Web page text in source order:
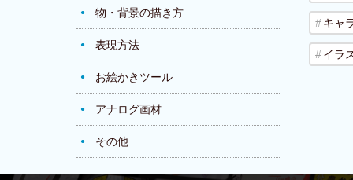
物・背景の描き方
表現方法
お絵かきツール
アナログ画材
その他
キャ
イラ